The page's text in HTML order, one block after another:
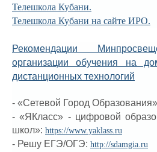
Телешкола Кубани.
Телешкола Кубани на сайте ИРО.
Рекомендации
организации обучения на
дистанционных технологий
- «Сетевой Город
- «ЯКласс» - цифровой
школ»: https://www.yaklass.ru
- Решу ЕГЭ/ОГЭ: http://sdamgia.ru